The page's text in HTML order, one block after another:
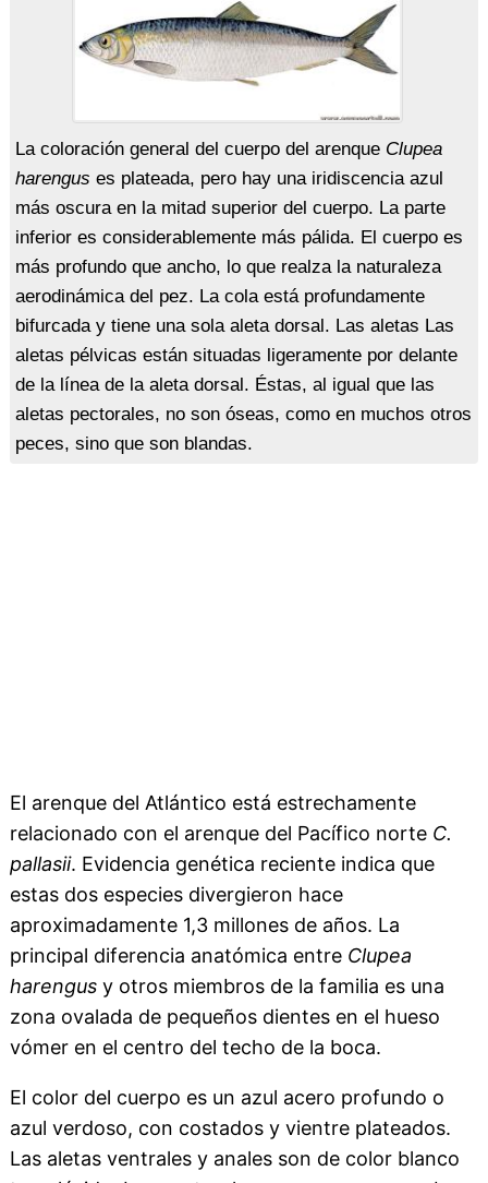
La coloración general del cuerpo del arenque Clupea
harengus es plateada, pero hay una iridiscencia azul
más oscura en la mitad superior del cuerpo. La parte
inferior es considerablemente más pálida. El cuerpo es
más profundo que ancho, lo que realza la naturaleza
aerodinámica del pez. La cola está profundamente
bifurcada y tiene una sola aleta dorsal. Las aletas Las
aletas pélvicas están situadas ligeramente por delante
de la línea de la aleta dorsal. Éstas, al igual que las
aletas pectorales, no son óseas, como en muchos otros
peces, sino que son blandas.
El arenque del Atlántico está estrechamente
relacionado con el arenque del Pacífico norte C.
pallasii. Evidencia genética reciente indica que
estas dos especies divergieron hace
aproximadamente 1,3 millones de años. La
principal diferencia anatómica entre Clupea
harengusy otros miembros de la familia es una
zona ovalada de pequeños dientes en el hueso
vómer en el centro del techo de la boca.
El color del cuerpo es un azul acero profundo o
azul verdoso, con costados y vientre plateados.
Las aletas ventrales y anales son de color blanco